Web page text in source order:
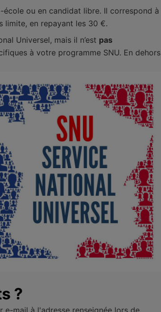
ou en candidat libre. Il correspond à
limite, en repayant les 30 €.
Universel, mais il n’est pas
à votre programme SNU. En dehors
?